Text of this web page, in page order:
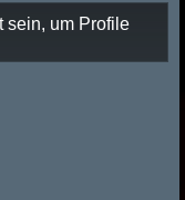
sein, um Profile